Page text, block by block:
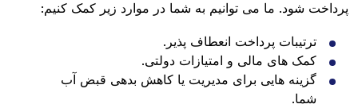
پرداخت شود. ما می توانیم به شما در موارد زیر کمک کنیم:
ترتیبات پرداخت انعطاف پذیر.
کمک های مالی و امتیازات دولتی.
گزینه هایی برای مدیریت یا کاهش بدهی قبض آب
شما.